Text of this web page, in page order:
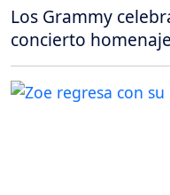
Los Grammy
concierto